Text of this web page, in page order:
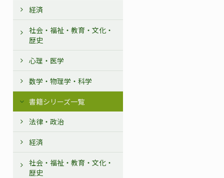
経済
社会・福祉・教育・文化・
歴史
心理・医学
数学・物理学・科学
書籍シリーズ一覧
法律・政治
経済
社会・福祉・教育・文化・
歴史